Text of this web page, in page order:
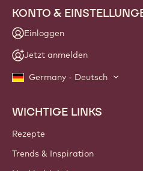
KONTO &
Einloggen
Jetzt anmelden
Germany - Deutsch
Footer
Callebaut
WICHTIGE LINKS
Rezepte
Trends & Inspiration